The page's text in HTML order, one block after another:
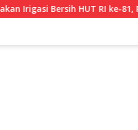
Bersih HUT RI ke-81, Pemkot